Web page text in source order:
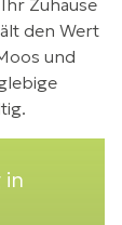
den Wert
und
in